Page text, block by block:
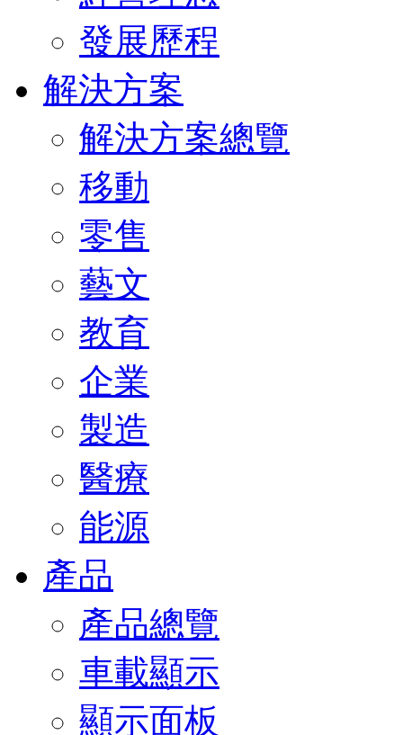
發展歷程
解決方案
解決方案總覽
移動
零售
藝文
教育
企業
製造
醫療
能源
產品
產品總覽
車載顯示
顯示面板